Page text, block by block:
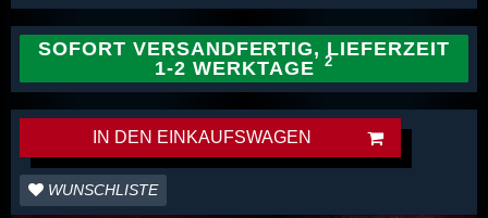
SOFORT VERSANDFERTIG, LIEFERZEIT
1-2 WERKTAGE
IN DEN EINKAUFSWAGEN
WUNSCHLISTE